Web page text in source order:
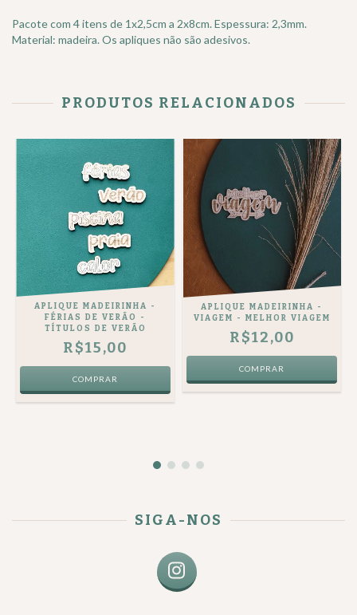
Pacote com 4 itens de 1x2,5cm a 2x8cm. Espessura: 2,3mm.
Material: madeira. Os apliques não são adesivos.
PRODUTOS RELACIONADOS
APLIQUE MADEIRINHA -
FÉRIAS DE VERÃO -
TÍTULOS DE VERÃO
R$15,00
APLIQUE MADEIRINHA -
VIAGEM - MELHOR VIAGEM
R$12,00
SIGA-NOS